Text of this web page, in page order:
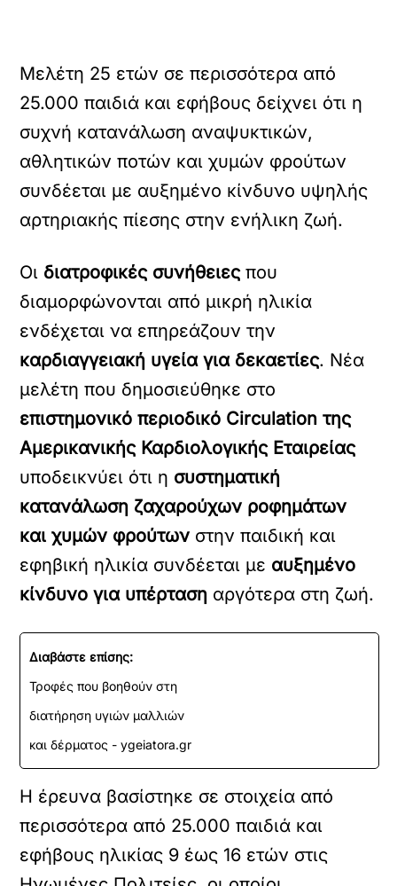
Μελέτη 25 ετών σε περισσότερα από
25.000 παιδιά και εφήβους δείχνει ότι η
συχνή κατανάλωση αναψυκτικών,
αθλητικών ποτών και χυμών φρούτων
συνδέεται με αυξημένο κίνδυνο υψηλής
αρτηριακής πίεσης στην ενήλικη ζωή.
Οι διατροφικές συνήθειεςπου
διαμορφώνονται από μικρή ηλικία
ενδέχεται να επηρεάζουν την
καρδιαγγειακή υγεία για δεκαετίες. Νέα
μελέτη που δημοσιεύθηκε στο
επιστημονικό περιοδικό Circulation της
Αμερικανικής Καρδιολογικής Εταιρείας
υποδεικνύει ότι η συστηματική
κατανάλωση ζαχαρούχων ροφημάτων
και χυμών φρούτων στην παιδική και
εφηβική ηλικία συνδέεται με αυξημένο
κίνδυνο για υπέρταση αργότερα στη ζωή.
Διαβάστε επίσης:
Τροφές που βοηθούν στη
διατήρηση υγιών μαλλιών
και δέρματος - ygeiatora.gr
Η έρευνα βασίστηκε σε στοιχεία από
περισσότερα από 25.000 παιδιά και
εφήβους ηλικίας 9 έως 16 ετών στις